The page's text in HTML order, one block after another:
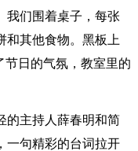
我们围着桌子，每张
和其他食物。黑板上
节日的气氛，教室里的
的主持人薛春明和简
一句精彩的台词拉开